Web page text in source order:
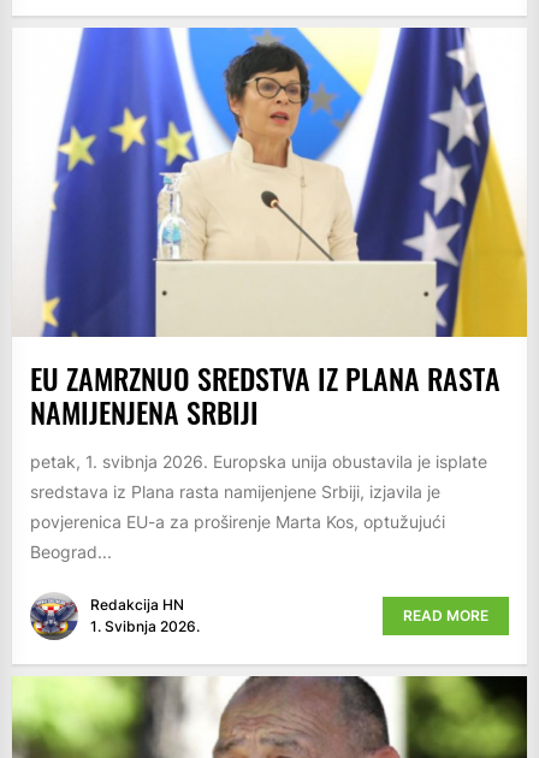
EU ZAMRZNUO SREDSTVA IZ PLANA RASTA
NAMIJENJENA SRBIJI
petak, 1. svibnja 2026. Europska unija obustavila je isplate
sredstava iz Plana rasta namijenjene Srbiji, izjavila je
povjerenica EU-a za proširenje Marta Kos, optužujući
Beograd...
Redakcija HN
1. Svibnja 2026.
READ MORE